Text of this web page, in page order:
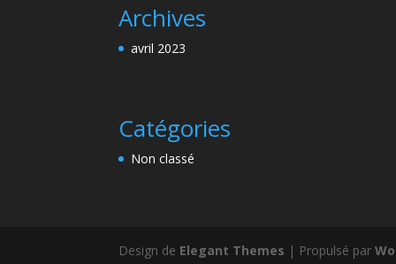
Archives
avril 2023
Catégories
Non classé
Design de Elegant Themes | Propulsé par